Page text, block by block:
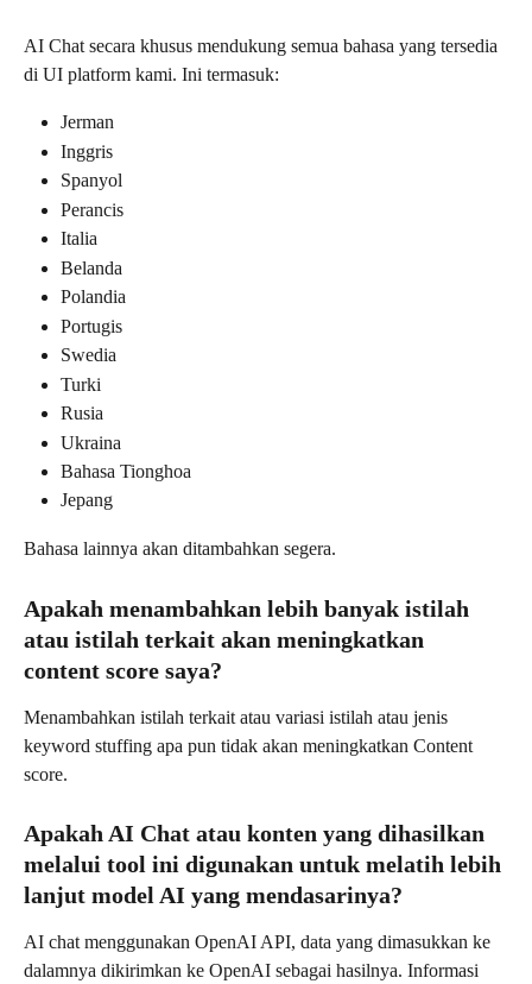
AI Chat secara khusus mendukung semua bahasa yang tersedia
di UI platform kami. Ini termasuk:
Jerman
Inggris
Spanyol
Perancis
Italia
Belanda
Polandia
Portugis
Swedia
Turki
Rusia
Ukraina
Bahasa Tionghoa
Jepang
Bahasa lainnya akan ditambahkan segera.
Apakah menambahkan lebih banyak istilah
atau istilah terkait akan meningkatkan
content score saya?
Menambahkan istilah terkait atau variasi istilah atau jenis
keyword stuffing apa pun tidak akan meningkatkan Content
score.
Apakah AI Chat atau konten yang dihasilkan
melalui tool ini digunakan untuk melatih lebih
lanjut model AI yang mendasarinya?
AI chat menggunakan OpenAI API, data yang dimasukkan ke
dalamnya dikirimkan ke OpenAI sebagai hasilnya. Informasi